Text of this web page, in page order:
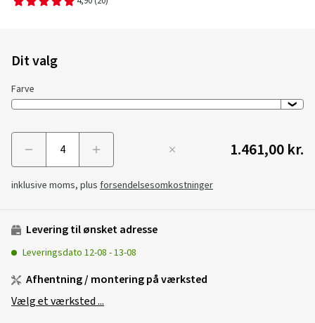
Dit valg
Farve
1.461,00 kr.
inklusive moms, plus forsendelsesomkostninger
Levering til ønsket adresse
Leveringsdato 12-08 -13-08
Afhentning / montering på værksted
Vælg et værksted ...